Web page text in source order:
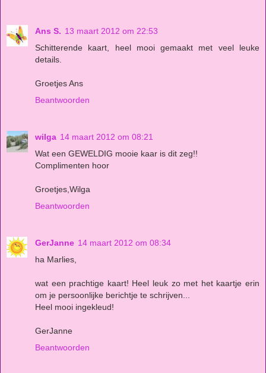
Ans S. 13 maart 2012 om 22:53
Schitterende kaart, heel mooi gemaakt met veel leuke
details.
Groetjes Ans
Beantwoorden
wilga 14 maart 2012 om 08:21
Wat een GEWELDIG mooie kaar is dit zeg!!
Complimenten hoor
Groetjes,Wilga
Beantwoorden
GerJanne 14 maart 2012 om 08:34
ha Marlies,
wat een prachtige kaart! Heel leuk zo met het kaartje erin
om je persoonlijke berichtje te schrijven...
Heel mooi ingekleud!
GerJanne
Beantwoorden